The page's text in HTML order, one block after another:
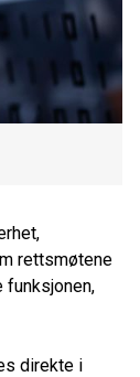
rettsmøtene
direkte i